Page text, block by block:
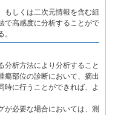
もしくは二次元情報を含む組
で高感度に分析することがで
分析方法により分析すること
瘍部位の診断において、摘出
時に行うことができれば、よ
が必要な場合においては、測